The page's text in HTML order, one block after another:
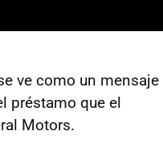
ve como un mensaje
préstamo que el
Motors.